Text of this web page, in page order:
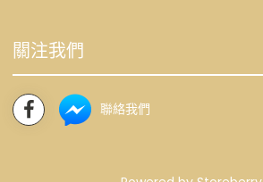
關注我們
聯絡我們